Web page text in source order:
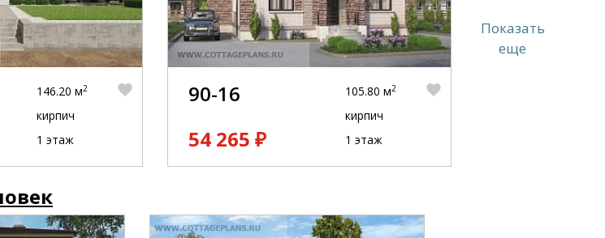
146.20 м2
кирпич
1 этаж
90-16
54 265 ₽
105.80 м2
кирпич
1 этаж
Показать
еще